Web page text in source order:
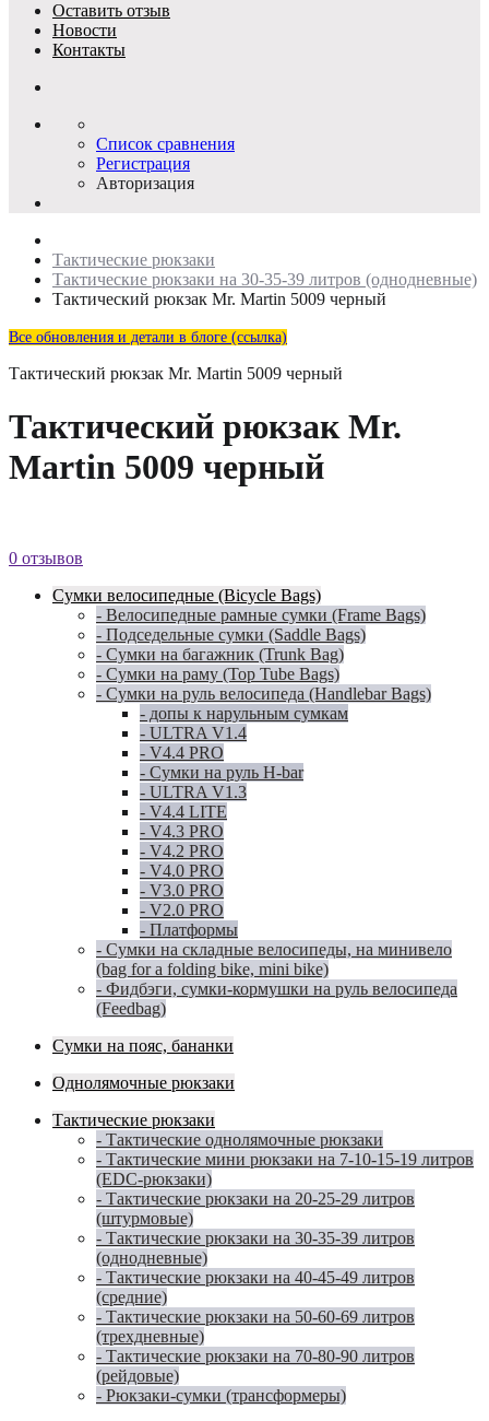
Оставить отзыв
Новости
Контакты
Список сравнения
Регистрация
Авторизация
Тактические рюкзаки
Тактические рюкзаки на 30-35-39 литров (однодневные)
Тактический рюкзак Mr. Martin 5009 черный
Все обновления и детали в блоге (ссылка)
Тактический рюкзак Mr. Martin 5009 черный
Тактический рюкзак Mr.
Martin 5009 черный
0 отзывов
Сумки велосипедные (Bicycle Bags)
- Велосипедные рамные сумки (Frame Bags)
- Подседельные сумки (Saddle Bags)
- Сумки на багажник (Trunk Bag)
- Сумки на раму (Top Tube Bags)
- Сумки на руль велосипеда (Handlebar Bags)
- допы к нарульным сумкам
- ULTRA V1.4
- V4.4 PRO
- Сумки на руль H-bar
- ULTRA V1.3
- V4.4 LITE
- V4.3 PRO
- V4.2 PRO
- V4.0 PRO
- V3.0 PRO
- V2.0 PRO
- Платформы
- Сумки на складные велосипеды, на минивело
(bag for a folding bike, mini bike)
- Фидбэги, сумки-кормушки на руль велосипеда
(Feedbag)
Сумки на пояс, бананки
Однолямочные рюкзаки
Тактические рюкзаки
- Тактические однолямочные рюкзаки
- Тактические мини рюкзаки на 7-10-15-19 литров
(EDC-рюкзаки)
- Тактические рюкзаки на 20-25-29 литров
(штурмовые)
- Тактические рюкзаки на 30-35-39 литров
(однодневные)
- Тактические рюкзаки на 40-45-49 литров
(средние)
- Тактические рюкзаки на 50-60-69 литров
(трехдневные)
- Тактические рюкзаки на 70-80-90 литров
(рейдовые)
- Рюкзаки-сумки (трансформеры)